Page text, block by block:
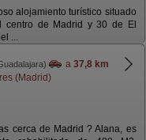
alojamiento turístico situado
centro de Madrid y 30 de El
...
a 37,8 km
(Madrid)
cerca de Madrid ? Alana, es